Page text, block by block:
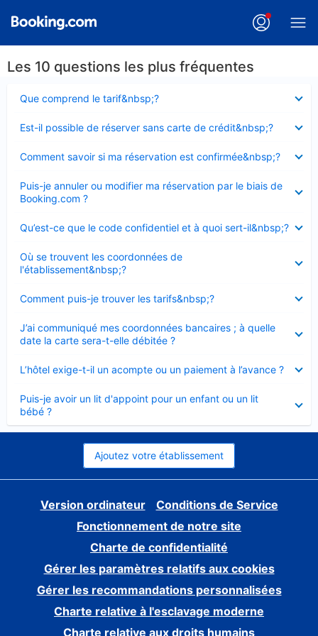
Les 10 questions les plus fréquentes
Que comprend le tarif&nbsp;?
fermé
Est-il possible de réserver sans carte de crédit&nbsp;?
fermé
Comment savoir si ma réservation est confirmée&nbsp;?
fermé
Puis-je annuler ou modifier ma réservation par le biais de
Booking.com ?
fermé
Qu’est-ce que le code confidentiel et à quoi sert-il&nbsp;?
fermé
Où se trouvent les coordonnées de
l'établissement&nbsp;?
fermé
Comment puis-je trouver les tarifs&nbsp;?
fermé
J’ai communiqué mes coordonnées bancaires ; à quelle
date la carte sera-t-elle débitée ?
fermé
L’hôtel exige-t-il un acompte ou un paiement à l’avance ?
fermé
Puis-je avoir un lit d'appoint pour un enfant ou un lit
bébé ?
fermé
Ajoutez votre établissement
Version ordinateur
Conditions de Service
Fonctionnement de notre site
Charte de confidentialité
Gérer les paramètres relatifs aux cookies
Gérer les recommandations personnalisées
Charte relative à l'esclavage moderne
Charte relative aux droits humains